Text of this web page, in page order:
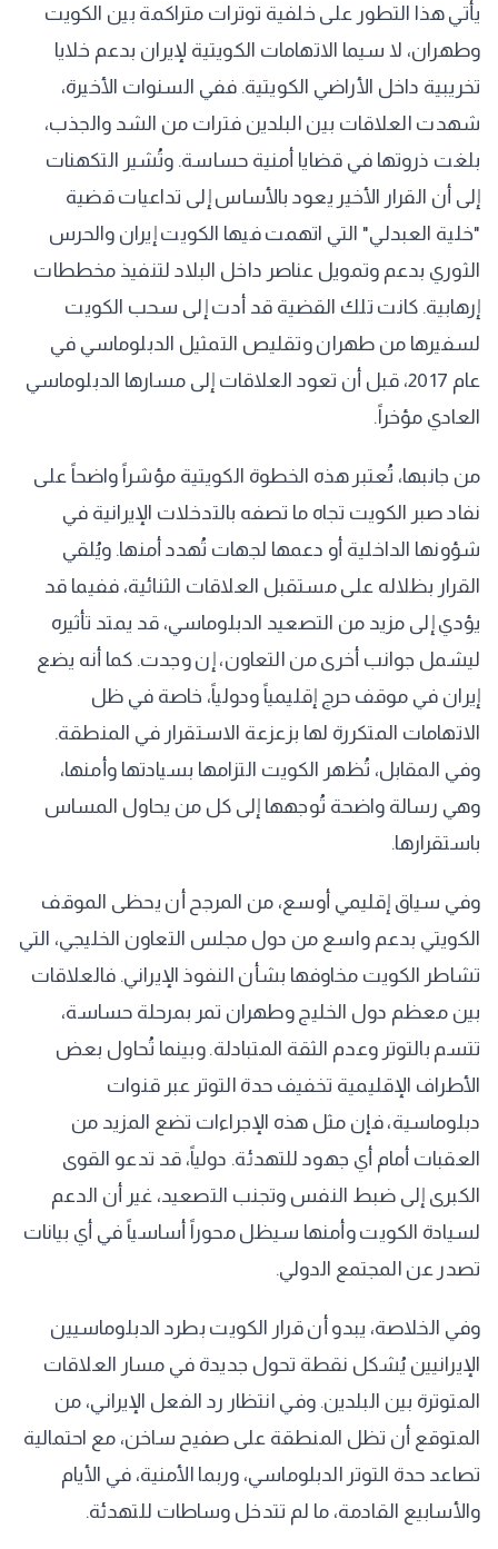
يأتي هذا التطور على خلفية توترات متراكمة بين الكويت
وطهران، لا سيما الاتهامات الكويتية لإيران بدعم خلايا
تخريبية داخل الأراضي الكويتية. ففي السنوات الأخيرة،
شهدت العلاقات بين البلدين فترات من الشد والجذب،
بلغت ذروتها في قضايا أمنية حساسة. وتُشير التكهنات
إلى أن القرار الأخير يعود بالأساس إلى تداعيات قضية
"خلية العبدلي" التي اتهمت فيها الكويت إيران والحرس
الثوري بدعم وتمويل عناصر داخل البلاد لتنفيذ مخططات
إرهابية. كانت تلك القضية قد أدت إلى سحب الكويت
لسفيرها من طهران وتقليص التمثيل الدبلوماسي في
عام 2017، قبل أن تعود العلاقات إلى مسارها الدبلوماسي
العادي مؤخراً.
من جانبها، تُعتبر هذه الخطوة الكويتية مؤشراً واضحاً على
نفاد صبر الكويت تجاه ما تصفه بالتدخلات الإيرانية في
شؤونها الداخلية أو دعمها لجهات تُهدد أمنها. ويُلقي
القرار بظلاله على مستقبل العلاقات الثنائية، ففيما قد
يؤدي إلى مزيد من التصعيد الدبلوماسي، قد يمتد تأثيره
ليشمل جوانب أخرى من التعاون، إن وجدت. كما أنه يضع
إيران في موقف حرج إقليمياً ودولياً، خاصة في ظل
الاتهامات المتكررة لها بزعزعة الاستقرار في المنطقة.
وفي المقابل، تُظهر الكويت التزامها بسيادتها وأمنها،
وهي رسالة واضحة تُوجهها إلى كل من يحاول المساس
باستقرارها.
وفي سياق إقليمي أوسع، من المرجح أن يحظى الموقف
الكويتي بدعم واسع من دول مجلس التعاون الخليجي، التي
تشاطر الكويت مخاوفها بشأن النفوذ الإيراني. فالعلاقات
بين معظم دول الخليج وطهران تمر بمرحلة حساسة،
تتسم بالتوتر وعدم الثقة المتبادلة. وبينما تُحاول بعض
الأطراف الإقليمية تخفيف حدة التوتر عبر قنوات
دبلوماسية، فإن مثل هذه الإجراءات تضع المزيد من
العقبات أمام أي جهود للتهدئة. دولياً، قد تدعو القوى
الكبرى إلى ضبط النفس وتجنب التصعيد، غير أن الدعم
لسيادة الكويت وأمنها سيظل محوراً أساسياً في أي بيانات
تصدر عن المجتمع الدولي.
وفي الخلاصة، يبدو أن قرار الكويت بطرد الدبلوماسيين
الإيرانيين يُشكل نقطة تحول جديدة في مسار العلاقات
المتوترة بين البلدين. وفي انتظار رد الفعل الإيراني، من
المتوقع أن تظل المنطقة على صفيح ساخن، مع احتمالية
تصاعد حدة التوتر الدبلوماسي، وربما الأمنية، في الأيام
والأسابيع القادمة، ما لم تتدخل وساطات للتهدئة.